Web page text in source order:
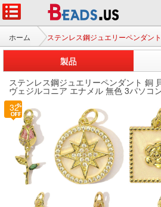
ホーム ステンレス鋼ジュエリーペンダント
製品
ステンレス鋼ジュエリーペンダント 銅
ヴェジルコニア エナメル 無色 3パソコ
32